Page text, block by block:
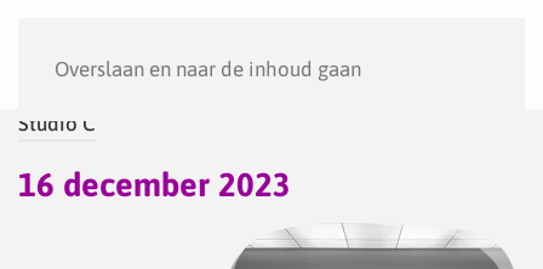
Overslaan en naar de inhoud gaan
Studio C
16 december 2023